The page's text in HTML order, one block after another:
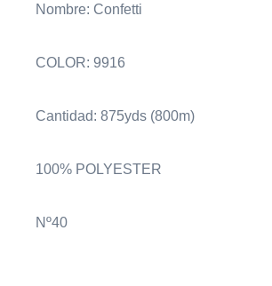
Nombre: Confetti
COLOR: 9916
Cantidad: 875yds (800m)
100% POLYESTER
Nº40